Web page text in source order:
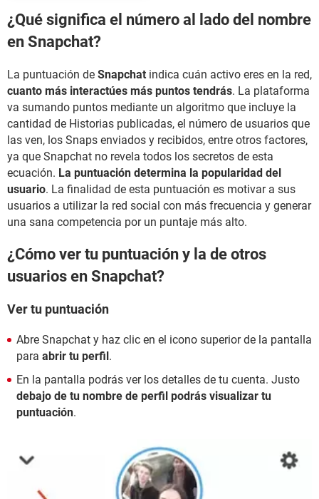
¿Qué significa el número al lado del nombre
en Snapchat?
La puntuación de Snapchat indica cuán activo eres en la red,
cuanto más interactúes más puntos tendrás. La plataforma
va sumando puntos mediante un algoritmo que incluye la
cantidad de Historias publicadas, el número de usuarios que
las ven, los Snaps enviados y recibidos, entre otros factores,
ya que Snapchat no revela todos los secretos de esta
ecuación. La puntuación determina la popularidad del
usuario. La finalidad de esta puntuación es motivar a sus
usuarios a utilizar la red social con más frecuencia y generar
una sana competencia por un puntaje más alto.
¿Cómo ver tu puntuación y la de otros
usuarios en Snapchat?
Ver tu puntuación
Abre Snapchat y haz clic en el icono superior de la pantalla
para abrir tu perfil.
En la pantalla podrás ver los detalles de tu cuenta. Justo
debajo de tu nombre de perfil podrás visualizar tu
puntuación.